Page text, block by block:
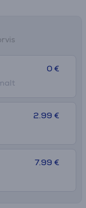
0 €
2.99 €
7.99 €